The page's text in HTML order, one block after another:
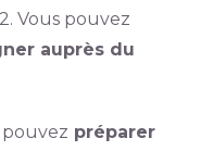
Vous pouvez
auprès du
préparer